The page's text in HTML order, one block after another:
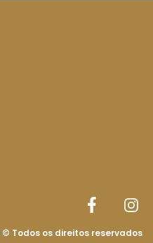
© Todos os direitos reservados